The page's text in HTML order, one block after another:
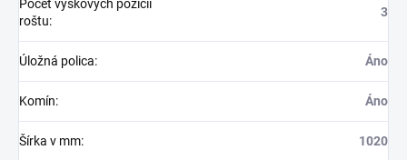
Počet výškových pozícií
roštu:
3
Úložná polica: Áno
Komín: Áno
Šírka v mm: 1020